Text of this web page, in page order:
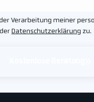
Verarbeitung meiner
Datenschutzerklärung zu.